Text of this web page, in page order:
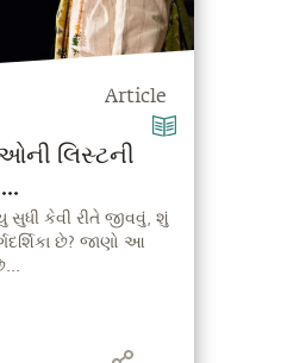
Article
લિસ્ટની
કેવી રીતે જીવવું, શું
છે? જાણો આ